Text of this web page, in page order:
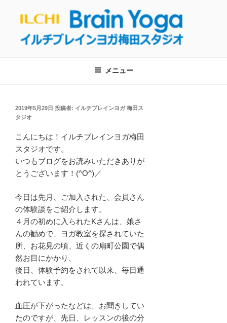
田スタジオは東梅田駅から徒歩５分！
メニュー
投
稿
2019年5月29日 投稿者: イルチブレインヨガ 梅田ス
タジオ
こんにちは！イルチブレインヨガ梅田
スタジオです。
いつもブログをお読みいただきありが
とうございます！(^O^)／
今日は先月、ご加入された、会員さん
の体験談をご紹介します。
４月の初めに入られたKさんは、娘さ
んの勧めで、ヨガ教室を探されていた
所、お花見の頃、近くの扇町公園で偶
然お目にかかり、
後日、体験予約をされて以来、毎日通
われています。
血圧が下がったなどは、お聞きしてい
たのですが、先日、レッスンの後の分